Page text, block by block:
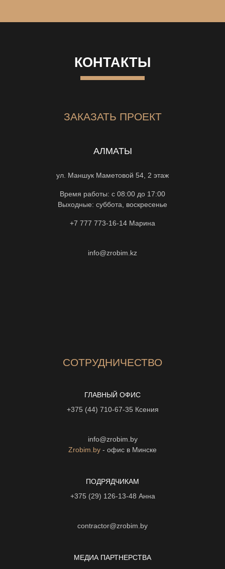
КОНТАКТЫ
ЗАКАЗАТЬ ПРОЕКТ
АЛМАТЫ
ул. Маншук Маметовой 54, 2 этаж
Время работы: с 08:00 до 17:00
Выходные: суббота, воскресенье
+7 777 773-16-14 Марина
info@zrobim.kz
СОТРУДНИЧЕСТВО
ГЛАВНЫЙ ОФИС
+375 (44) 710-67-35 Ксения
info@zrobim.by
Zrobim.by - офис в Минске
ПОДРЯДЧИКАМ
+375 (29) 126-13-48 Анна
contractor@zrobim.by
МЕДИА ПАРТНЕРСТВА